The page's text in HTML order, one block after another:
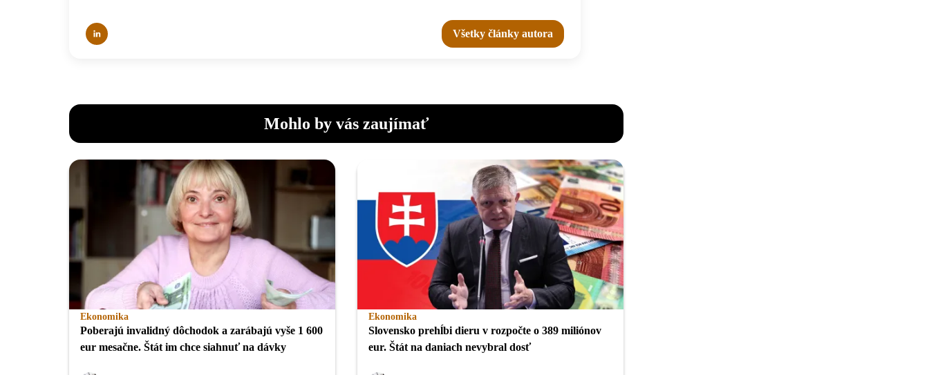
Všetky články autora
Mohlo by vás zaujímať
Ekonomika
Poberajú invalidný dôchodok a zarábajú vyše 1 600
eur mesačne. Štát im chce siahnuť na dávky
Ekonomika
Slovensko prehĺbi dieru v rozpočte o 389 miliónov
eur. Štát na daniach nevybral dosť